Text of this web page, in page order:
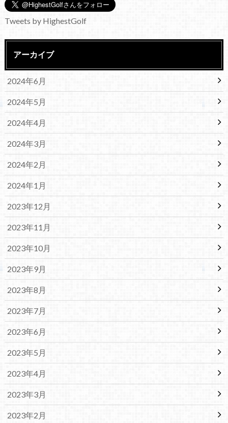
Tweets by HighestGolf
アーカイブ
2024年6月
2024年5月
2024年4月
2024年3月
2024年2月
2024年1月
2023年12月
2023年11月
2023年10月
2023年9月
2023年8月
2023年7月
2023年6月
2023年5月
2023年4月
2023年3月
2023年2月